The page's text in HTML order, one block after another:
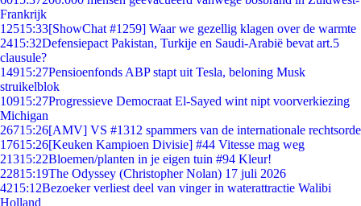
Frankrijk
12515:33[ShowChat #1259] Waar we gezellig klagen over de warmte
2415:32Defensiepact Pakistan, Turkije en Saudi-Arabië bevat art.5
clausule?
14915:27Pensioenfonds ABP stapt uit Tesla, beloning Musk
struikelblok
10915:27Progressieve Democraat El-Sayed wint nipt voorverkiezing
Michigan
26715:26[AMV] VS #1312 spammers van de internationale rechtsorde
17615:26[Keuken Kampioen Divisie] #44 Vitesse mag weg
21315:22Bloemen/planten in je eigen tuin #94 Kleur!
22815:19The Odyssey (Christopher Nolan) 17 juli 2026
4215:12Bezoeker verliest deel van vinger in waterattractie Walibi
Holland